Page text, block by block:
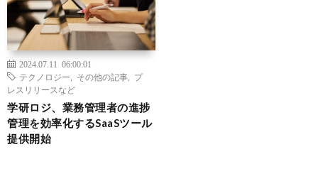
2024.07.11 06:00:01
テクノロジー
その他の記事
プ
レスリリースなど
学研ロジ、業務管理者の進捗
管理を効率化するSaaSツール
提供開始